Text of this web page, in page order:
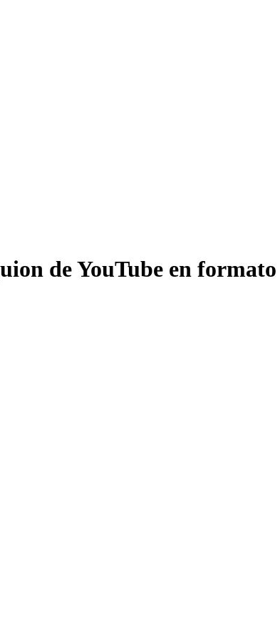
de YouTube en